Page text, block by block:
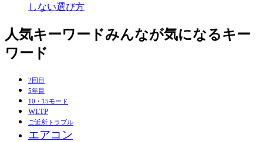
しない選び方
人気キーワードみんなが気になるキー
ワード
2回目
5年目
10・15モード
WLTP
ご近所トラブル
エアコン